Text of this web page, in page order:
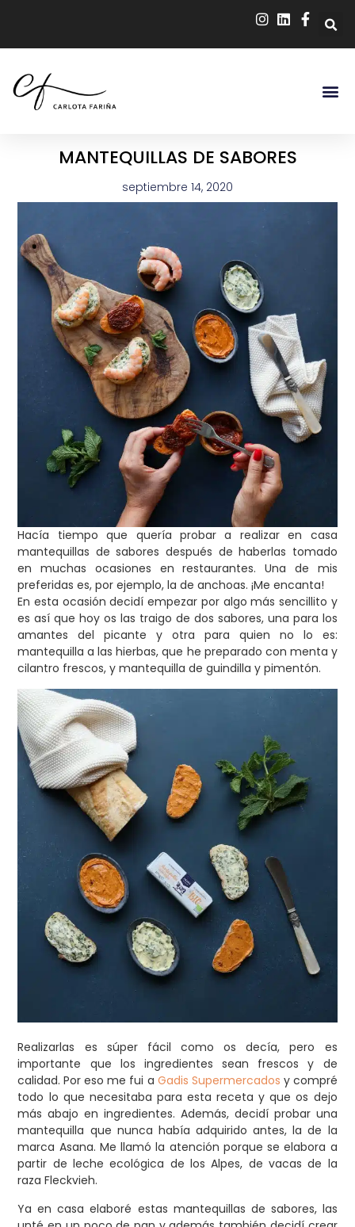
MANTEQUILLAS DE SABORES
septiembre 14, 2020
Hacía tiempo que quería probar a realizar en casa
mantequillas de sabores después de haberlas tomado
en muchas ocasiones en restaurantes. Una de mis
preferidas es, por ejemplo, la de anchoas. ¡Me encanta!
En esta ocasión decidí empezar por algo más sencillito y
es así que hoy os las traigo de dos sabores, una para los
amantes del picante y otra para quien no lo es:
mantequilla a las hierbas, que he preparado con menta y
cilantro frescos, y mantequilla de guindilla y pimentón.
Realizarlas es súper fácil como os decía, pero es
importante que los ingredientes sean frescos y de
calidad. Por eso me fui a Gadis Supermercados y compré
todo lo que necesitaba para esta receta y que os dejo
más abajo en ingredientes. Además, decidí probar una
mantequilla que nunca había adquirido antes, la de la
marca Asana. Me llamó la atención porque se elabora a
partir de leche ecológica de los Alpes, de vacas de la
raza Fleckvieh.
Ya en casa elaboré estas mantequillas de sabores, las